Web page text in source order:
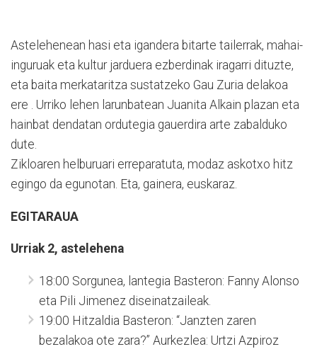
Astelehenean hasi eta igandera bitarte tailerrak, mahai-
inguruak eta kultur jarduera ezberdinak iragarri dituzte,
eta baita merkataritza sustatzeko Gau Zuria delakoa
ere . Urriko lehen larunbatean Juanita Alkain plazan eta
hainbat dendatan ordutegia gauerdira arte zabalduko
dute.
Zikloaren helburuari erreparatuta, modaz askotxo hitz
egingo da egunotan. Eta, gainera, euskaraz.
EGITARAUA
Urriak 2, astelehena
18:00 Sorgunea, lantegia Basteron: Fanny Alonso
eta Pili Jimenez diseinatzaileak.
19:00 Hitzaldia Basteron: “Janzten zaren
bezalakoa ote zara?” Aurkezlea: Urtzi Azpiroz